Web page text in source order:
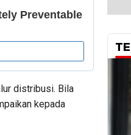
distribusi. Bila
kepada